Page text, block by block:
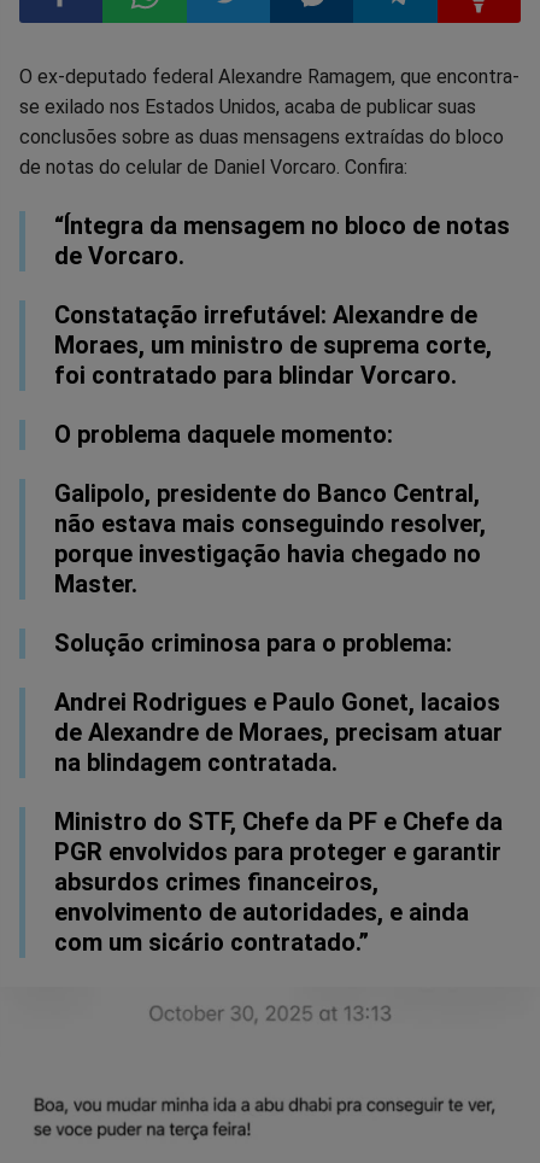
Compartilhar
no
Compartilhar
no
Compartilhar
no
Compartilhar
no
Compartilhar
no
no
O ex-deputado federal Alexandre Ramagem, que encontra-
se exilado nos Estados Unidos, acaba de publicar suas
conclusões sobre as duas mensagens extraídas do bloco
de notas do celular de Daniel Vorcaro. Confira:
“Íntegra da mensagem no bloco de notas
de Vorcaro.
Constatação irrefutável: Alexandre de
Moraes, um ministro de suprema corte,
foi contratado para blindar Vorcaro.
O problema daquele momento:
Galipolo, presidente do Banco Central,
não estava mais conseguindo resolver,
porque investigação havia chegado no
Master.
Solução criminosa para o problema:
Andrei Rodrigues e Paulo Gonet, lacaios
de Alexandre de Moraes, precisam atuar
na blindagem contratada.
Ministro do STF, Chefe da PF e Chefe da
PGR envolvidos para proteger e garantir
absurdos crimes financeiros,
envolvimento de autoridades, e ainda
com um sicário contratado.”